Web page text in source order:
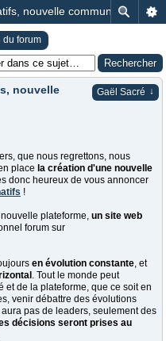
nouvelle communauté !
du forum
Gaël Sacré ↓
nouvelle
que nous regrettons, nous
place la création d'une nouvelle
donc heureux de vous annoncer
!
plateforme, un site web
forum sur
en évolution constante, et
. Tout le monde peut
de la plateforme, que ce soit en
venir débattre des évolutions
pas de leaders, seulement des
décisions seront prises au